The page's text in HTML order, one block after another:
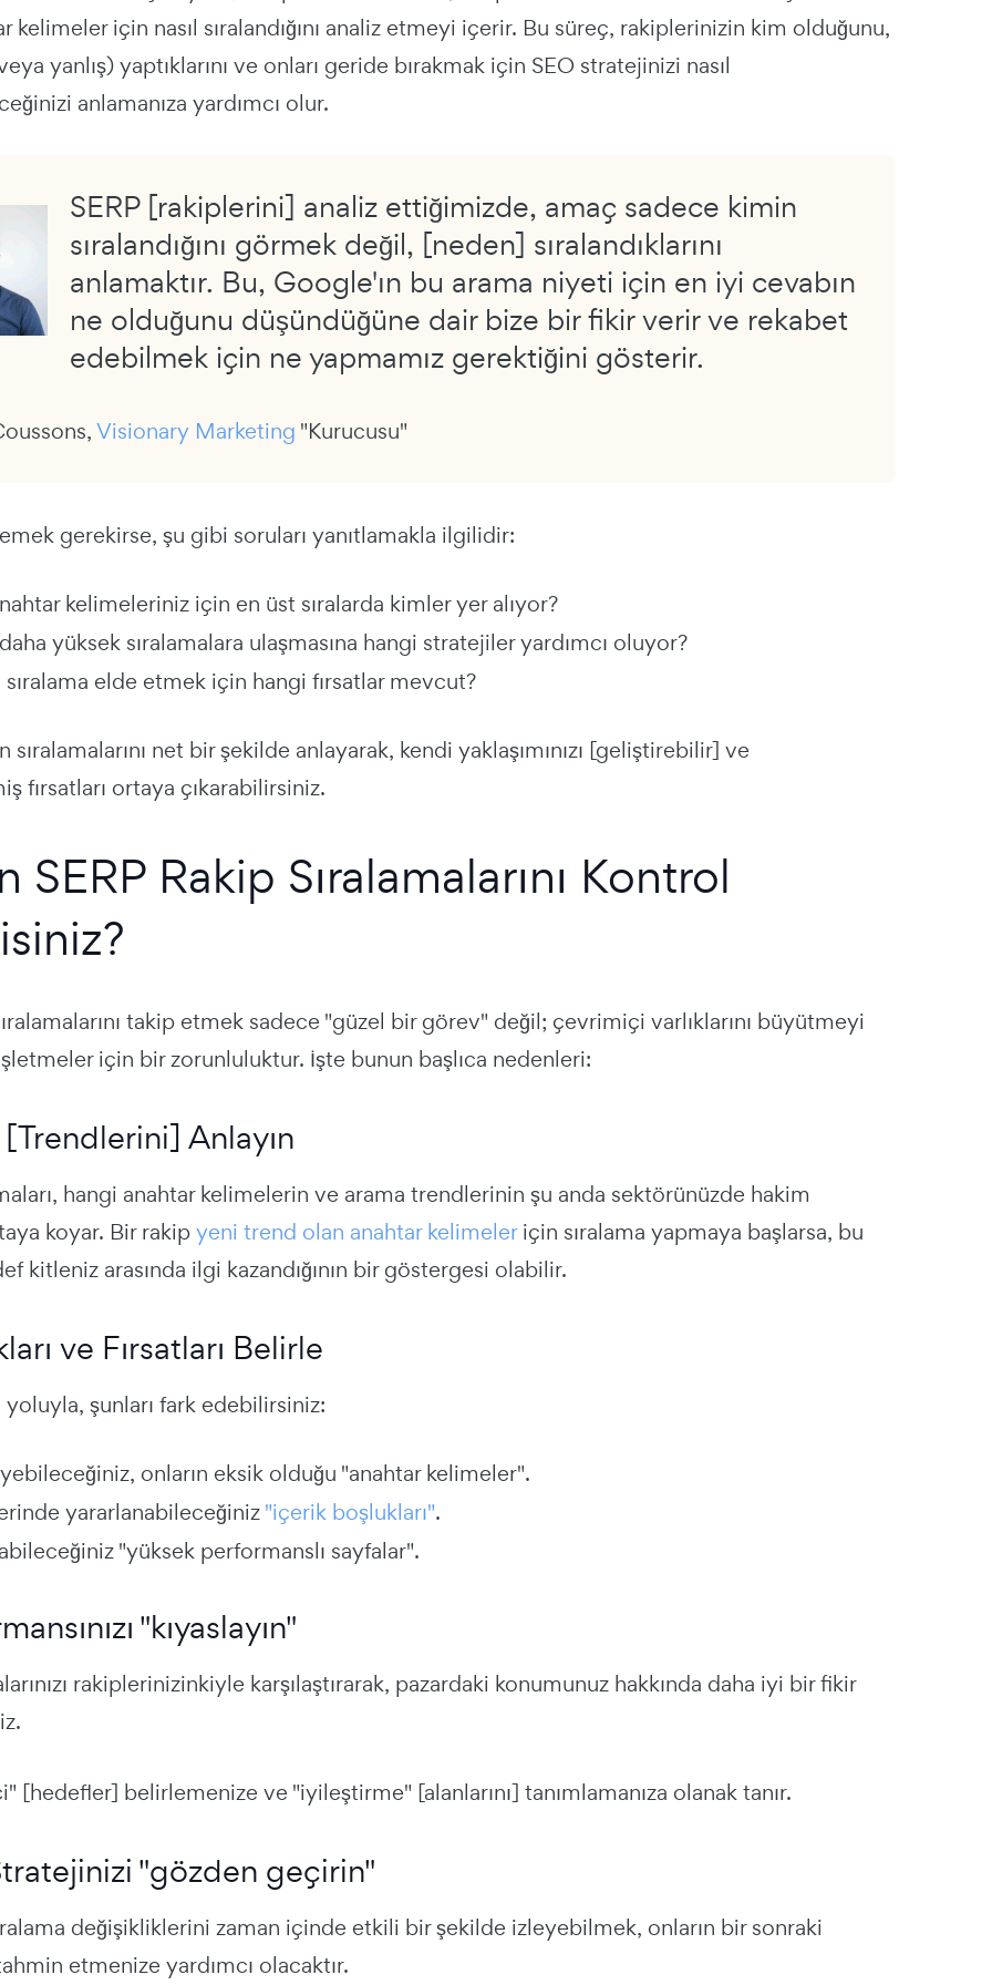
kelimeler için nasıl sıralandığını analiz etmeyi içerir. Bu süreç, rakiplerinizin kim olduğunu,
yanlış) yaptıklarını ve onları geride bırakmak için SEO stratejinizi nasıl
anlamanıza yardımcı olur.
SERP [rakiplerini] analiz ettiğimizde, amaç sadece kimin
sıralandığını görmek değil, [neden] sıralandıklarını
anlamaktır. Bu, Google'ın bu arama niyeti için en iyi cevabın
ne olduğunu düşündüğüne dair bize bir fikir verir ve rekabet
edebilmek için ne yapmamız gerektiğini gösterir.
Visionary Marketing "Kurucusu"
gerekirse, şu gibi soruları yanıtlamakla ilgilidir:
kelimeleriniz için en üst sıralarda kimler yer alıyor?
yüksek sıralamalara ulaşmasına hangi stratejiler yardımcı oluyor?
elde etmek için hangi fırsatlar mevcut?
sıralamalarını net bir şekilde anlayarak, kendi yaklaşımınızı [geliştirebilir] ve
fırsatları ortaya çıkarabilirsiniz.
SERP Rakip Sıralamalarını Kontrol
takip etmek sadece "güzel bir görev" değil; çevrimiçi varlıklarını büyütmeyi
için bir zorunluluktur. İşte bunun başlıca nedenleri:
[Trendlerini] Anlayın
hangi anahtar kelimelerin ve arama trendlerinin şu anda sektörünüzde hakim
koyar. Bir rakipyeni trend olan anahtar kelimeleriçin sıralama yapmaya başlarsa, bu
kitleniz arasında ilgi kazandığının bir göstergesi olabilir.
ve Fırsatları Belirle
şunları fark edebilirsiniz:
onların eksik olduğu "anahtar kelimeler".
yararlanabileceğiniz"içerik boşlukları".
"yüksek performanslı sayfalar".
"kıyaslayın"
rakiplerinizinkiyle karşılaştırarak, pazardaki konumunuz hakkında daha iyi bir fikir
[hedefler] belirlemenize ve "iyileştirme" [alanlarını] tanımlamanıza olanak tanır.
"gözden geçirin"
değişikliklerini zaman içinde etkili bir şekilde izleyebilmek, onların bir sonraki
etmenize yardımcı olacaktır.